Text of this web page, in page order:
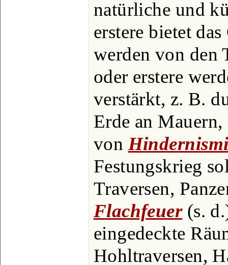
natürliche und
erstere bietet
werden von den
oder erstere
verstärkt, z. B.
Erde an
von
Festungskrieg
Traversen,
Flachfeuer(s.
eingedeckte
Hohltraversen,